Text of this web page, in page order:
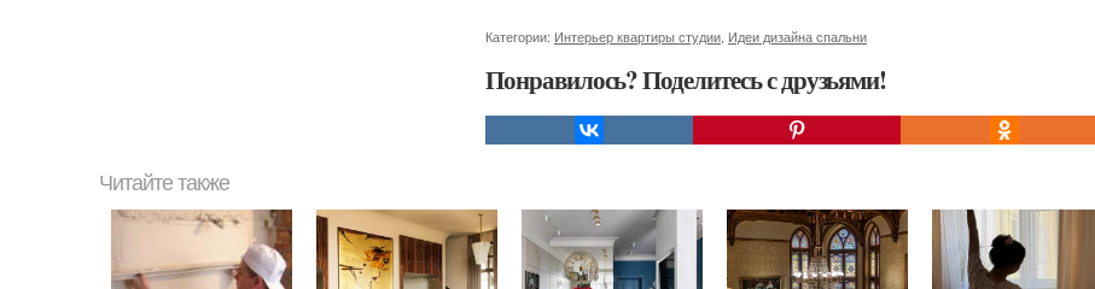
Категории: Интерьер квартиры студии Идеи дизайна спальни
Понравилось? Поделитесь с друзьями!
Читайте также